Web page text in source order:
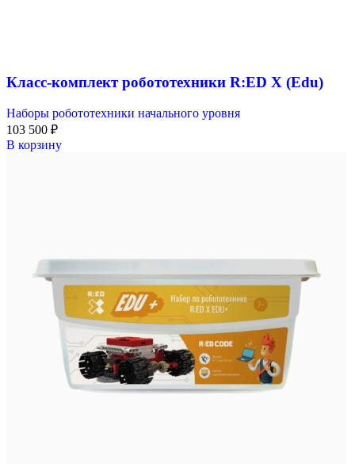
Класс-комплект робототехники R:ED X (Edu)
Наборы робототехники начального уровня
103 500 ₽
В корзину